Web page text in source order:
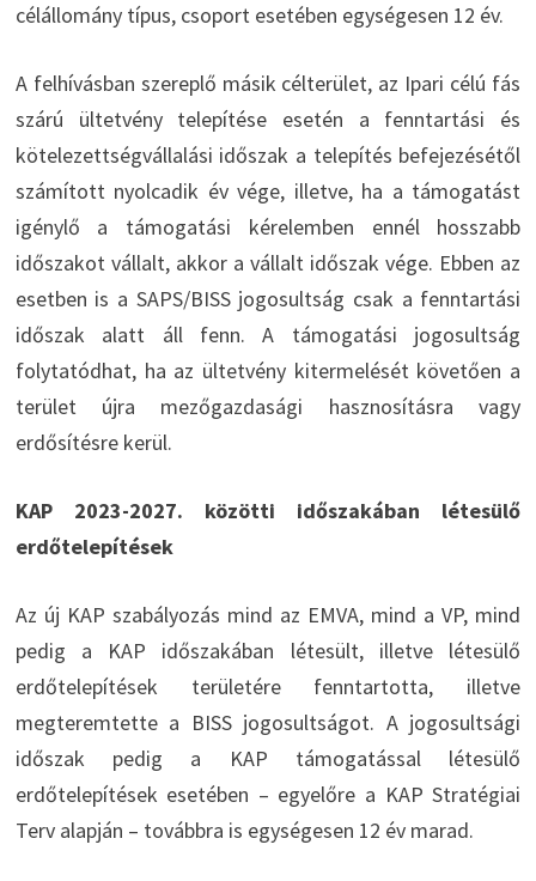
célállomány típus, csoport esetében egységesen 12 év.
A felhívásban szereplő másik célterület, az Ipari célú fás
szárú ültetvény telepítése esetén a fenntartási és
kötelezettségvállalási időszak a telepítés befejezésétől
számított nyolcadik év vége, illetve, ha a támogatást
igénylő a támogatási kérelemben ennél hosszabb
időszakot vállalt, akkor a vállalt időszak vége. Ebben az
esetben is a SAPS/BISS jogosultság csak a fenntartási
időszak alatt áll fenn. A támogatási jogosultság
folytatódhat, ha az ültetvény kitermelését követően a
terület újra mezőgazdasági hasznosításra vagy
erdősítésre kerül.
KAP 2023-2027. közötti időszakában létesülő
erdőtelepítések
Az új KAP szabályozás mind az EMVA, mind a VP, mind
pedig a KAP időszakában létesült, illetve létesülő
erdőtelepítések területére fenntartotta, illetve
megteremtette a BISS jogosultságot. A jogosultsági
időszak pedig a KAP támogatással létesülő
erdőtelepítések esetében – egyelőre a KAP Stratégiai
Terv alapján – továbbra is egységesen 12 év marad.